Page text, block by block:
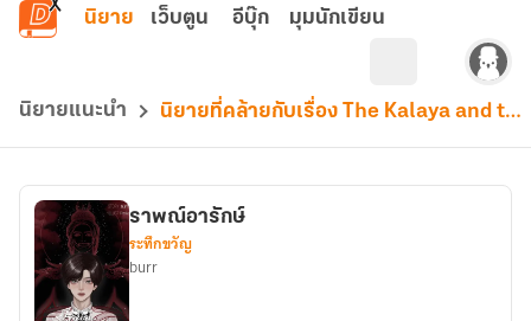
ข้ามไปยังเนื้อหาหลัก
นิยาย เว็บตูน อีบุ๊ก มุมนักเขียน
นิยายแนะนำ นิยายที่คล้ายกับเรื่อง The Kalaya and the case in the families stories.
ราพณ์อารักษ์
ระทึกขวัญ
burr